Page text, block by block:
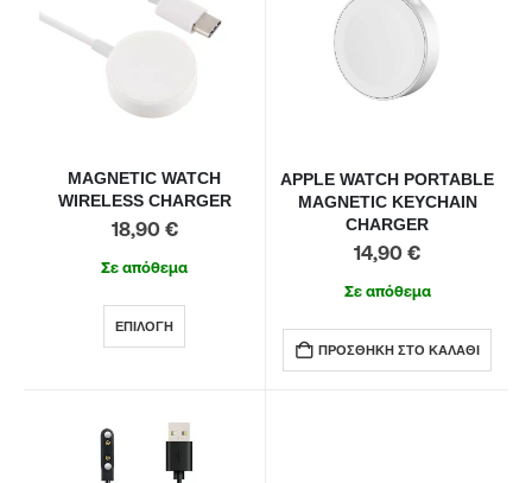
MAGNETIC WATCH
WIRELESS CHARGER
18,90 €
Σε απόθεμα
ΕΠΙΛΟΓΉ
APPLE WATCH PORTABLE
MAGNETIC KEYCHAIN
CHARGER
14,90 €
Σε απόθεμα
ΠΡΟΣΘΉΚΗ ΣΤΟ ΚΑΛΆΘΙ